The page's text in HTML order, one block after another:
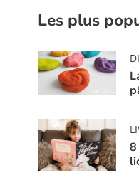
Les plus
8